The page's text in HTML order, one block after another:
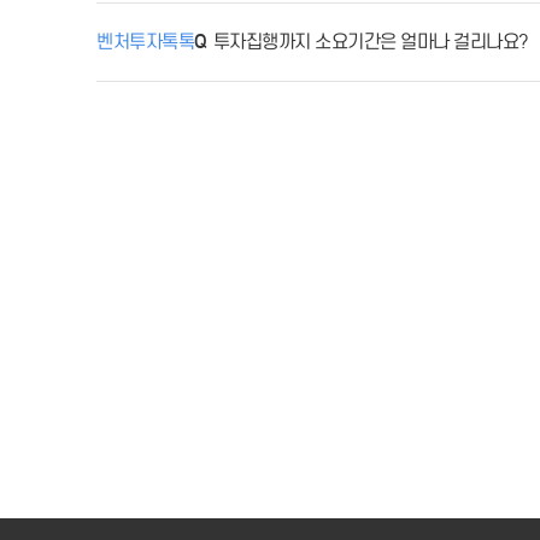
벤처투자톡톡 투자집행까지 소요기간은 얼마나 걸리나요?